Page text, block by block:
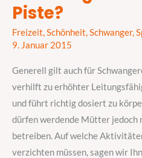
Piste?
Freizeit,Schönheit,Schwanger,
9. Januar 2015
Generell gilt auch für
verhilft zu erhöhter
und führt richtig dosiert zu
dürfen werdende Mütter jedoch
betreiben. Auf welche
verzichten müssen, sagen wir
dürfen
Schwangere
mit
die
Piste?